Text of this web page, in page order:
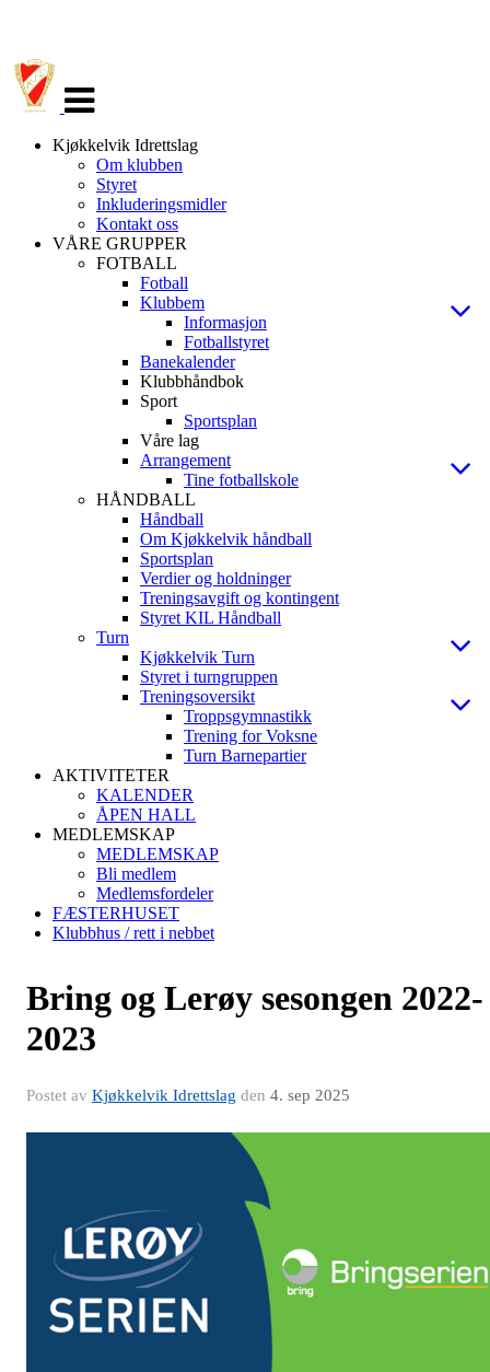
navigasjon
Kjøkkelvik Idrettslag
Om klubben
Styret
Inkluderingsmidler
Kontakt oss
VÅRE GRUPPER
FOTBALL
Fotball
Klubbem
Informasjon
Fotballstyret
Banekalender
Klubbhåndbok
Sport
Sportsplan
Våre lag
Arrangement
Tine fotballskole
HÅNDBALL
Håndball
Om Kjøkkelvik håndball
Sportsplan
Verdier og holdninger
Treningsavgift og kontingent
Styret KIL Håndball
Turn
Kjøkkelvik Turn
Styret i turngruppen
Treningsoversikt
Troppsgymnastikk
Trening for Voksne
Turn Barnepartier
AKTIVITETER
KALENDER
ÅPEN HALL
MEDLEMSKAP
MEDLEMSKAP
Bli medlem
Medlemsfordeler
FÆSTERHUSET
Klubbhus / rett i nebbet
Bring og Lerøy sesongen 2022-
2023
Postet av Kjøkkelvik Idrettslag den 4. sep 2025